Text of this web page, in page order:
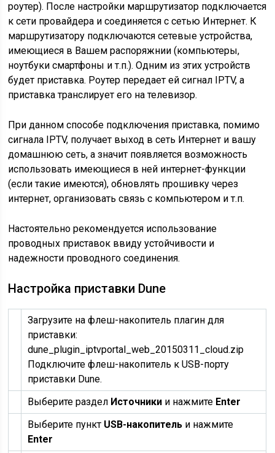
роутер). После настройки маршрутизатор подключается
к сети провайдера и соединяется с сетью Интернет. К
маршрутизатору подключаются сетевые устройства,
имеющиеся в Вашем распоряжнии (компьютеры,
ноутбуки смартфоны и т.п.). Одним из этих устройств
будет приставка. Роутер передает ей сигнал IPTV, а
приставка транслирует его на телевизор.
При данном способе подключения приставка, помимо
сигнала IPTV, получает выход в сеть Интернет и вашу
домашнюю сеть, а значит появляется возможность
использовать имеющиеся в ней интернет-функции
(если такие имеются), обновлять прошивку через
интернет, организовать связь с компьютером и т.п.
Настоятельно рекомендуется использование
проводных приставок ввиду устойчивости и
надежности проводного соединения.
Настройка приставки Dune
Загрузите на флеш-накопитель плагин для
приставки:
dune_plugin_iptvportal_web_20150311_cloud.zip
Подключите флеш-накопитель к USB-порту
приставки Dune.
Выберите раздел Источники и нажмите Enter
Выберите пункт USB-накопитель и нажмите
Enter